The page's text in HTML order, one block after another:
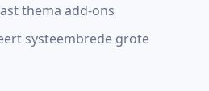
thema add-ons
systeembrede grote